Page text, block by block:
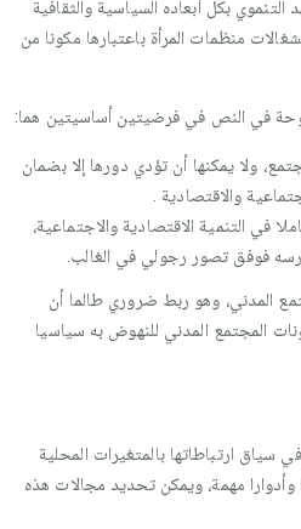
بكل أبعاده السياسية والثقافية
منظمات المرأة باعتبارها مكونا من
في النص في فرضيتين أساسيتين هما:
ولا يمكنها أن تؤدي دورها إلا بضمان
والاقتصادية .
في التنمية الاقتصادية والاجتماعية،
فوفق تصور رجولي في الغالب.
المدني، وهو ربط ضروري طالما أن
المجتمع المدني للنهوض به سياسيا
سياق ارتباطاتها بالمتغيرات المحلية
وأدوارا مهمة، ويمكن تحديد مجالات هذه